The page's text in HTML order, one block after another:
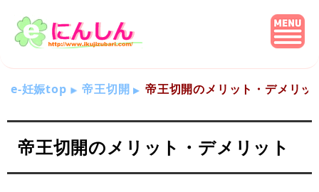
e-妊娠top 帝王切開 帝王切開のメリット・デメリッ
帝王切開のメリット・デメリット